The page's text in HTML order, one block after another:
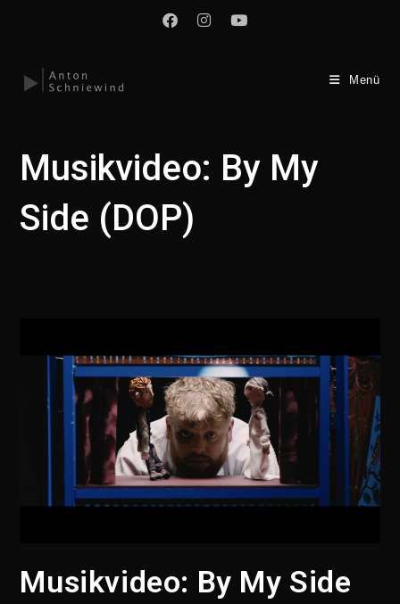
Menü
Musikvideo: By My
Side (DOP)
Musikvideo: By My Side